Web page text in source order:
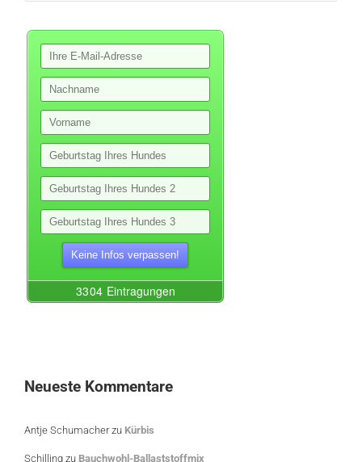
Neueste Kommentare
Antje Schumacherzu Kürbis
Schilling zu Bauchwohl-Ballaststoffmix